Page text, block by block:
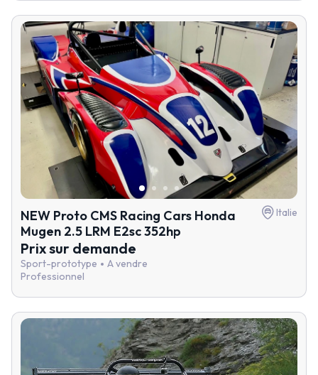
NEW Proto CMS Racing Cars Honda
Mugen 2.5 LRM E2sc 352hp
Italie
Prix sur demande
Sport-prototype
A vendre
Professionnel